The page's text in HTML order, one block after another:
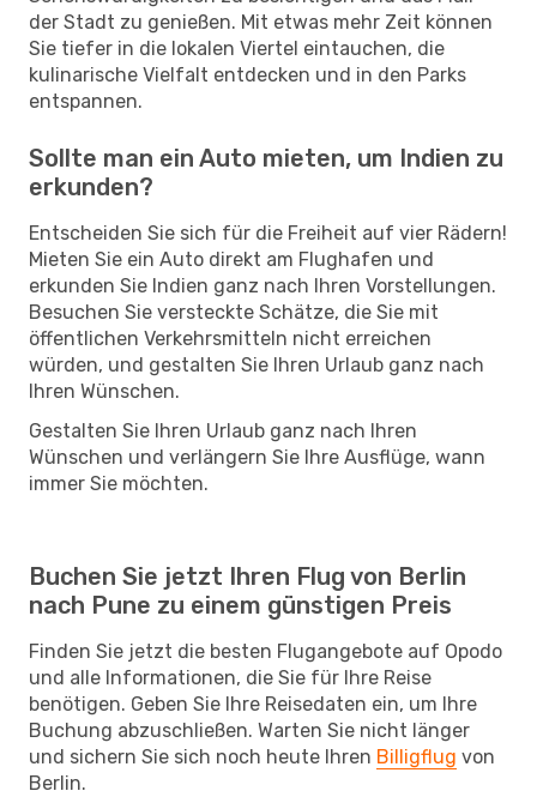
der Stadt zu genießen. Mit etwas mehr Zeit können
Sie tiefer in die lokalen Viertel eintauchen, die
kulinarische Vielfalt entdecken und in den Parks
entspannen.
Sollte man ein Auto mieten, um Indien zu
erkunden?
Entscheiden Sie sich für die Freiheit auf vier Rädern!
Mieten Sie ein Auto direkt am Flughafen und
erkunden Sie Indien ganz nach Ihren Vorstellungen.
Besuchen Sie versteckte Schätze, die Sie mit
öffentlichen Verkehrsmitteln nicht erreichen
würden, und gestalten Sie Ihren Urlaub ganz nach
Ihren Wünschen.
Gestalten Sie Ihren Urlaub ganz nach Ihren
Wünschen und verlängern Sie Ihre Ausflüge, wann
immer Sie möchten.
Buchen Sie jetzt Ihren Flug von Berlin
nach Pune zu einem günstigen Preis
Finden Sie jetzt die besten Flugangebote auf Opodo
und alle Informationen, die Sie für Ihre Reise
benötigen. Geben Sie Ihre Reisedaten ein, um Ihre
Buchung abzuschließen. Warten Sie nicht länger
und sichern Sie sich noch heute Ihren Billigflug von
Berlin.